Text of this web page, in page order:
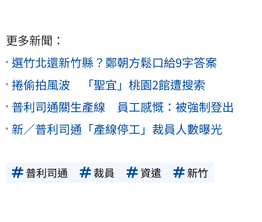
更多新聞：
選竹北還新竹縣？鄭朝方鬆口給9字答案
捲偷拍風波 「聖宜」桃園2館遭搜索
普利司通關生產線 員工感慨：被強制登出
新／普利司通「產線停工」裁員人數曝光
普利司通 裁員 資遣 新竹